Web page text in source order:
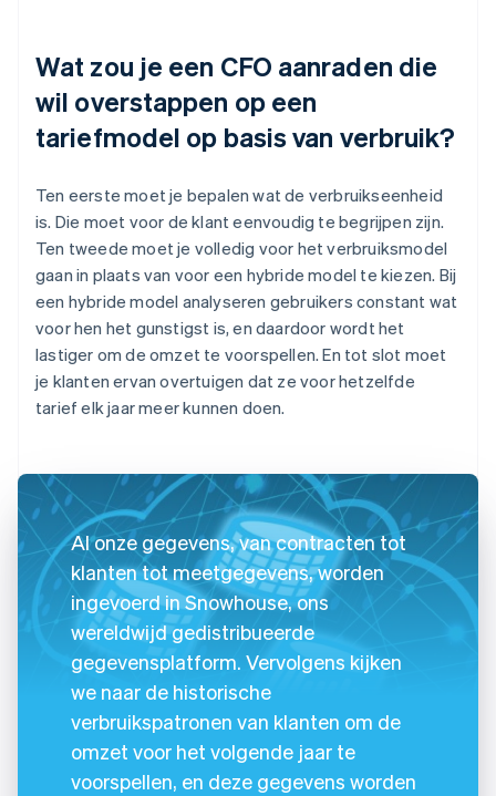
Wat zou je een CFO aanraden die
wil overstappen op een
tariefmodel op basis van verbruik?
Ten eerste moet je bepalen wat de verbruikseenheid
is. Die moet voor de klant eenvoudig te begrijpen zijn.
Ten tweede moet je volledig voor het verbruiksmodel
gaan in plaats van voor een hybride model te kiezen. Bij
een hybride model analyseren gebruikers constant wat
voor hen het gunstigst is, en daardoor wordt het
lastiger om de omzet te voorspellen. En tot slot moet
je klanten ervan overtuigen dat ze voor hetzelfde
tarief elk jaar meer kunnen doen.
Al onze gegevens, van contracten tot
klanten tot meetgegevens, worden
ingevoerd in Snowhouse, ons
wereldwijd gedistribueerde
gegevensplatform. Vervolgens kijken
we naar de historische
verbruikspatronen van klanten om de
omzet voor het volgende jaar te
voorspellen, en deze gegevens worden